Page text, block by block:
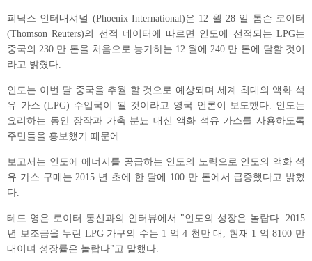
피닉스 인터내셔널 (Phoenix International)은 12 월 28 일 톰슨 로이터
(Thomson Reuters)의 선적 데이터에 따르면 인도에 선적되는 LPG는
중국의 230 만 톤을 처음으로 능가하는 12 월에 240 만 톤에 달할 것이
라고 밝혔다.
인도는 이번 달 중국을 추월 할 것으로 예상되며 세계 최대의 액화 석
유 가스 (LPG) 수입국이 될 것이라고 영국 언론이 보도했다. 인도는
요리하는 동안 장작과 가축 분뇨 대신 액화 석유 가스를 사용하도록
주민들을 홍보했기 때문에.
보고서는 인도에 에너지를 공급하는 인도의 노력으로 인도의 액화 석
유 가스 구매는 2015 년 초에 한 달에 100 만 톤에서 급증했다고 밝혔
다.
테드 영은 로이터 통신과의 인터뷰에서 "인도의 성장은 놀랍다 .2015
년 보조금을 누린 LPG 가구의 수는 1 억 4 천만 대, 현재 1 억 8100 만
대이며 성장률은 놀랍다"고 말했다.